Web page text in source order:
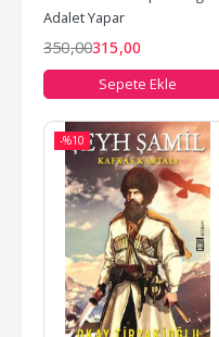
Adalet Yapar
350,00315,00
Sepete Ekle
-%10